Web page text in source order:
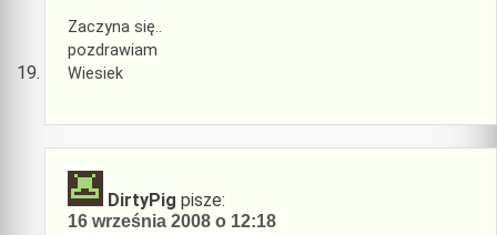
Zaczyna się..
pozdrawiam
Wiesiek
DirtyPig pisze:
16 września 2008 o 12:18